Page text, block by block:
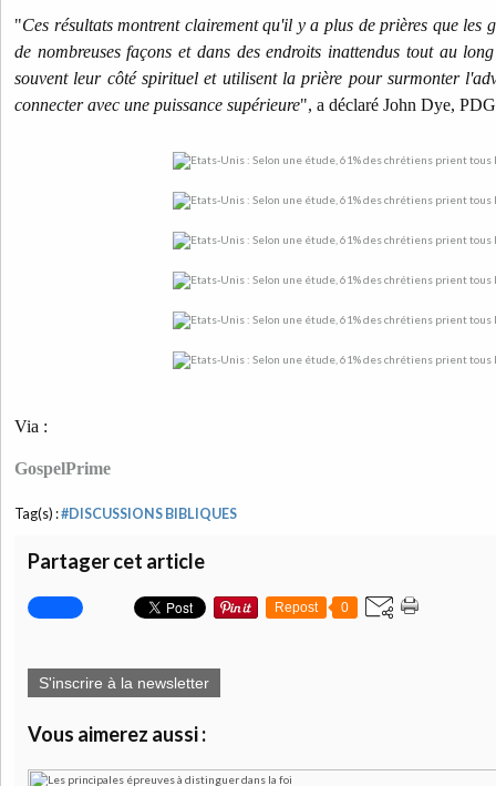
"Ces résultats montrent clairement qu'il y a plus de prières que les
de nombreuses façons et dans des endroits inattendus tout au
souvent leur côté spirituel et utilisent la prière pour surmonter
connecter avec une puissance supérieure", a déclaré John Dye,
Via :
GospelPrime
Tag(s) :#DISCUSSIONS BIBLIQUES
Partager cet article
Repost 0
S'inscrire à la newsletter
Vous aimerez aussi :